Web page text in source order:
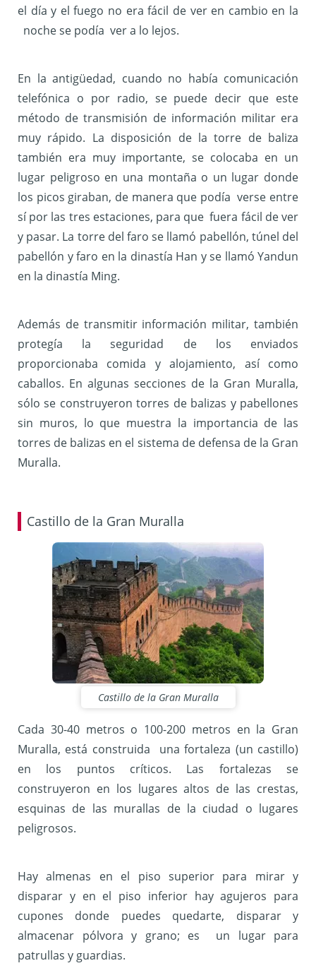
el día y el fuego no era fácil de ver en cambio en la
noche se podía ver a lo lejos.
En la antigüedad, cuando no había comunicación
telefónica o por radio, se puede decir que este
método de transmisión de información militar era
muy rápido. La disposición de la torre de baliza
también era muy importante, se colocaba en un
lugar peligroso en una montaña o un lugar donde
los picos giraban, de manera que podía verse entre
sí por las tres estaciones, para que fuera fácil de ver
y pasar. La torre del faro se llamó pabellón, túnel del
pabellón y faro en la dinastía Han y se llamó Yandun
en la dinastía Ming.
Además de transmitir información militar, también
protegía la seguridad de los enviados
proporcionaba comida y alojamiento, así como
caballos. En algunas secciones de la Gran Muralla,
sólo se construyeron torres de balizas y pabellones
sin muros, lo que muestra la importancia de las
torres de balizas en el sistema de defensa de la Gran
Muralla.
Castillo de la Gran Muralla
Castillo de la Gran Muralla
Cada 30-40 metros o 100-200 metros en la Gran
Muralla, está construida una fortaleza (un castillo)
en los puntos críticos. Las fortalezas se
construyeron en los lugares altos de las crestas,
esquinas de las murallas de la ciudad o lugares
peligrosos.
Hay almenas en el piso superior para mirar y
disparar y en el piso inferior hay agujeros para
cupones donde puedes quedarte, disparar y
almacenar pólvora y grano; es un lugar para
patrullas y guardias.